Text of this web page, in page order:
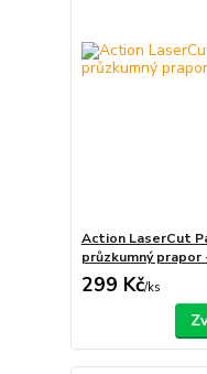
Action LaserCut
průzkumný prapor
299 Kč/ks